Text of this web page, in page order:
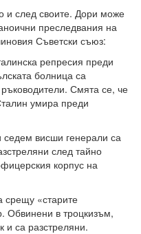
и след своите. Дори може
преследвания на
Съветски съюз:
репресия преди
болница са
Смята се, че
умира преди
висши генерали са
след тайно
корпус на
срещу «старите
Обвинени в троцкизъм,
и са разстреляни.